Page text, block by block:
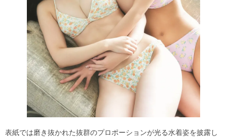
表紙では磨き抜かれた抜群のプロポーションが光る水着姿を披露し